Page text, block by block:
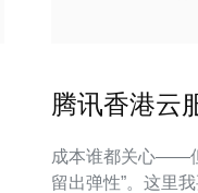
腾讯香港云
成本谁都关心——
留出弹性”。这里